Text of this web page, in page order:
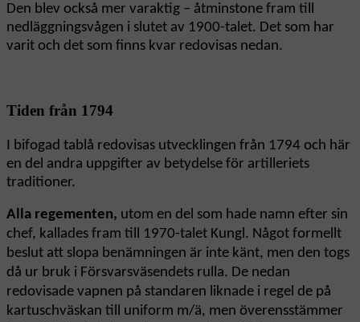
Den blev också mer varaktig – åtminstone fram till
nedläggningsvågen i slutet av 1900-talet. Det som har
varit och det som finns kvar redovisas nedan.
Tiden från 1794
I bifogad tablå redovisas utvecklingen från 1794 och här
en del andra uppgifter av betydelse för artilleriets
traditioner.
Alla regementen, utom en del som hade namn efter sin
chef, kallades fram till 1970-talet Kungl. Något formellt
beslut att slopa benämningen är inte känt, men den togs
då ur bruk i Försvarsväsendets rulla. De nedan
redovisade vapnen på standaren liknade i regel de på
kartuschväskan till uniform m/ä, men överensstämmer